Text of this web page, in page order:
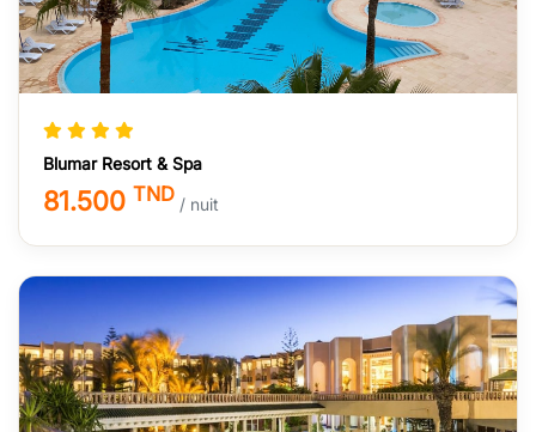
Blumar Resort & Spa
81.500 TND / nuit